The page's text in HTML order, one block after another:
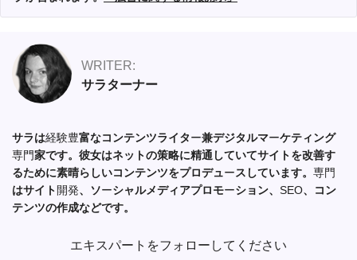
WRITER:
サラターナー
サラは経験豊富なコンテンツライター兼デジタルマーケティング
専門家です。彼女はネットの策略に精通していてサイトを改善す
るために素晴らしいコンテンツをプロデュースしています。 専門
はサイト 開発、ソーシャルメディアプロモーション、 SEO、コン
テンツの作成などです。
エキスパートをフォローしてください